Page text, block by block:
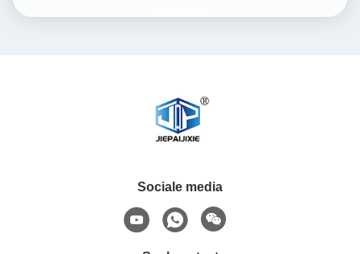
Sociale media